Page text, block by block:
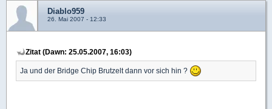
Diablo959
26. Mai 2007 - 12:33
Zitat (Dawn: 25.05.2007, 16:03)
Ja und der Bridge Chip Brutzelt dann vor sich hin ?